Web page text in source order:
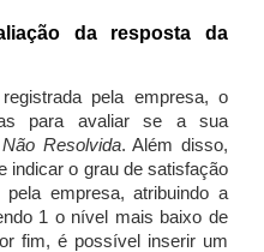
da resposta da
pela empresa, o
para avaliar se a sua
Não Resolvida. Além disso,
indicar o grau de satisfação
empresa, atribuindo a
1 o nível mais baixo de
fim, é possível inserir um